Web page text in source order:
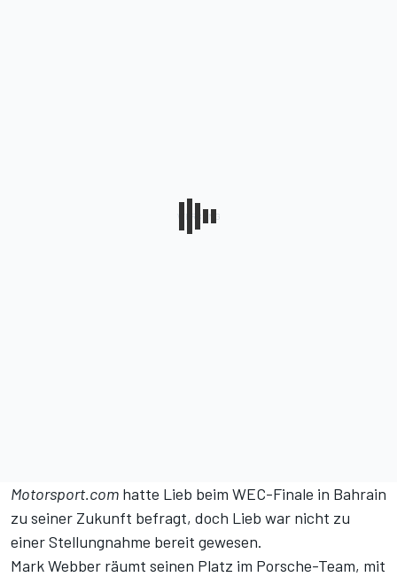
Motorsport.com hatte Lieb beim WEC-Finale in Bahrain
zu seiner Zukunft befragt, doch Lieb war nicht zu
einer Stellungnahme bereit gewesen.
Mark Webber räumt seinen Platz im Porsche-Team, mit